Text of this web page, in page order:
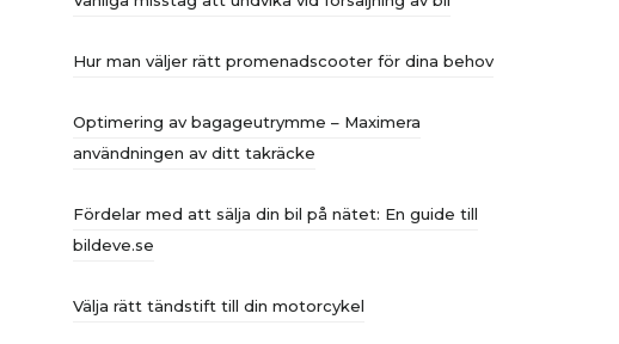
Hur man väljer rätt promenadscooter för dina behov
Optimering av bagageutrymme – Maximera
användningen av ditt takräcke
Fördelar med att sälja din bil på nätet: En guide till
bildeve.se
Välja rätt tändstift till din motorcykel